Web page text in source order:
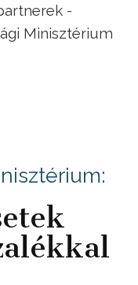
-
Minisztérium